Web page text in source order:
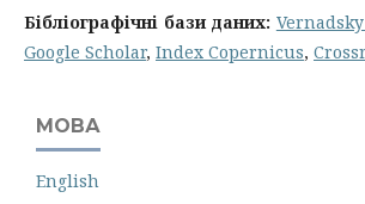
Бібліографічні бази даних:
Google Scholar, Index Copernicus,
МОВА
English